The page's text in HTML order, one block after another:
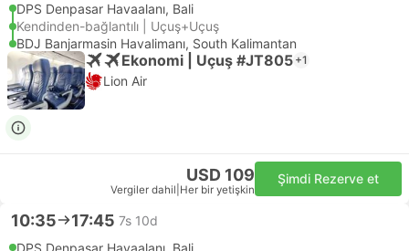
DPS Denpasar Havaalanı, Bali
Kendinden-bağlantılı | Uçuş+Uçuş
BDJ Banjarmasin Havalimanı, South Kalimantan
Ekonomi | Uçuş #JT805 +1
Lion Air
USD 109
Vergiler dahil Her bir yetişkin
Şimdi Rezerve et
10:35 17:45 7s 10d
DPS Denpasar Havaalanı, Bali